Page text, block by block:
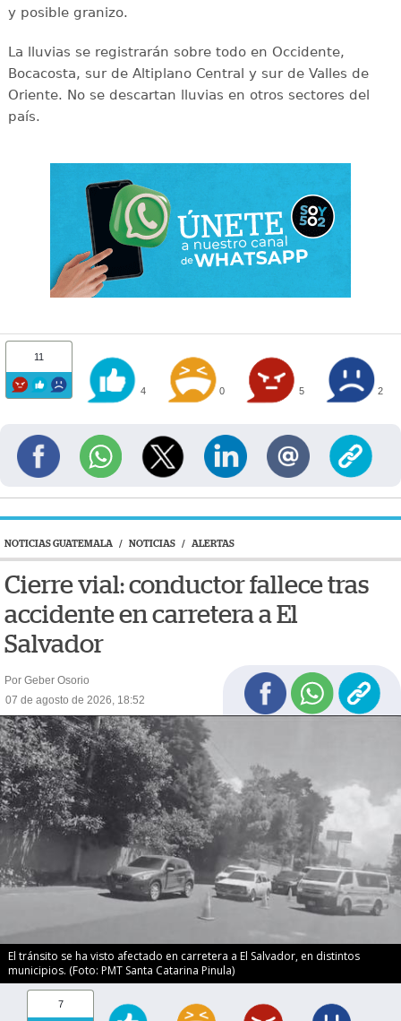
y posible granizo.
La lluvias se registrarán sobre todo en Occidente,
Bocacosta, sur de Altiplano Central y sur de Valles de
Oriente. No se descartan lluvias en otros sectores del
país.
11
4 0 5 2
NOTICIAS GUATEMALA / NOTICIAS / ALERTAS
Cierre vial: conductor fallece tras
accidente en carretera a El
Salvador
Por Geber Osorio
07 de agosto de 2026, 18:52
El tránsito se ha visto afectado en carretera a El Salvador, en distintos
municipios. (Foto: PMT Santa Catarina Pinula)
7